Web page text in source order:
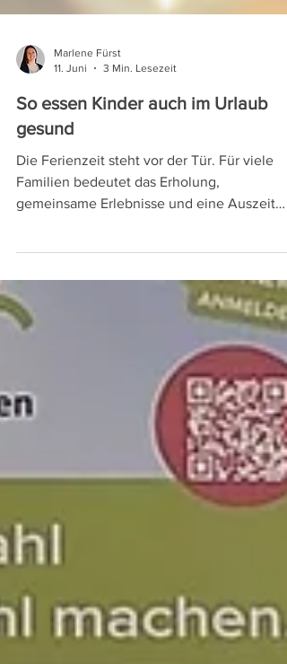
11. Juni
3 Min. Lesezeit
So essen Kinder auch im Urlaub
gesund
Die Ferienzeit steht vor der Tür. Für viele
Familien bedeutet das Erholung,
vom Alltag. Gleichzeitig wird das Essen oft
zur Herausforderung, denn Kinder greifen
häufiger zu Nuggets, Pommes, Limo & Co.
ein paar einfachen Strategien gelingt eine
ausgewogene Ernährung aber auch im
– ganz ohne auf Genuss zu verzichten!